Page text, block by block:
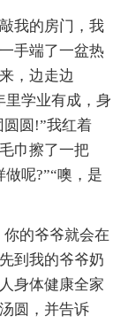
我的房门，我
手端了一盆热
，边走边
里学业有成，身
圆!”我红着
巾擦了一把
呢?”“噢，是
的爷爷就会在
到我的爷爷奶
身体健康全家
圆，并告诉